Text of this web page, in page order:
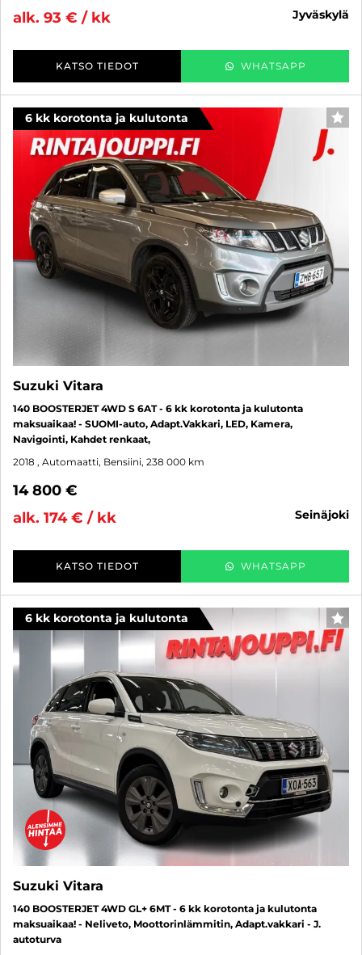
alk. 93 € / kk
jyväskylä
KATSO TIEDOT WHATSAPP
6 kk korotonta ja kulutonta
Suzuki Vitara
140 BOOSTERJET 4WD S 6AT - 6 kk korotonta ja kulutonta
maksuaikaa! - SUOMI-auto, Adapt.Vakkari, LED, Kamera,
Navigointi, Kahdet renkaat,
2018 , Automaatti, Bensiini, 238 000 km
14 800 €
alk. 174 € / kk
seinäjoki
KATSO TIEDOT WHATSAPP
6 kk korotonta ja kulutonta
Suzuki Vitara
140 BOOSTERJET 4WD GL+ 6MT - 6 kk korotonta ja kulutonta
maksuaikaa! - Neliveto, Moottorinlämmitin, Adapt.vakkari - J.
autoturva